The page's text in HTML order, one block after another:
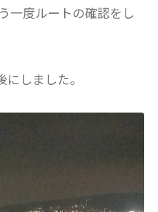
一度ルートの確認をし
しました。